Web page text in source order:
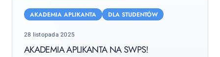
Aplikanta
SWPS!
AKADEMIA APLIKANTA DLA STUDENTÓW
Posted
28 listopada 2025
AKADEMIA APLIKANTA NA SWPS!